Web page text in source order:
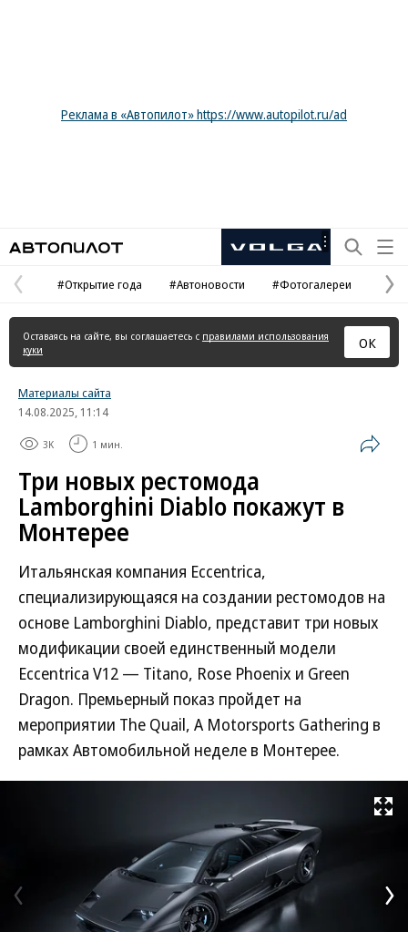
Реклама в «Автопилот» https://www.autopilot.ru/ad
Рекламная
Предыдущая
страница
#Открытие года #Автоновости #Фотогалереи
Оставаясь на сайте, вы соглашаетесь с правилами использования
куки
ОК
Материалы сайта
14.08.2025, 11:14
3K 1 мин.
Три новых рестомода
Lamborghini Diablo покажут в
Монтерее
Итальянская компания Eccentrica,
специализирующаяся на создании рестомодов на
основе Lamborghini Diablo, представит три новых
модификации своей единственный модели
Eccentrica V12 — Titano, Rose Phoenix и Green
Dragon. Премьерный показ пройдет на
мероприятии The Quail, A Motorsports Gathering в
рамках Автомобильной неделе в Монтерее.
Развернуть